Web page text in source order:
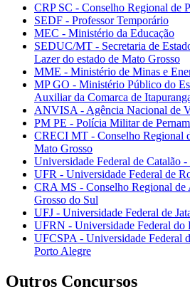
CRP SC - Conselho Regional de
SEDF - Professor Temporário
MEC - Ministério da Educação
SEDUC/MT - Secretaria de
Lazer do estado de Mato Grosso
MME - Ministério de Minas e
MP GO - Ministério Público do
Auxiliar da Comarca de
ANVISA - Agência Nacional de
PM PE - Polícia Militar de
CRECI MT - Conselho Regional
Mato Grosso
Universidade Federal de Catalão
UFR - Universidade Federal de
CRA MS - Conselho Regional de
Grosso do Sul
UFJ - Universidade Federal de
UFRN - Universidade Federal do
UFCSPA - Universidade Federal
Porto Alegre
Outros Concursos